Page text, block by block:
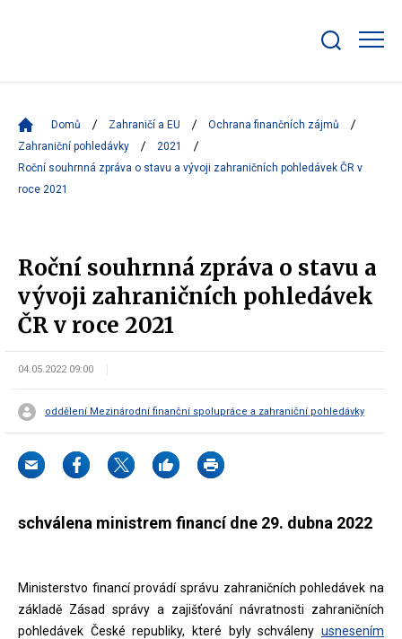
bar
Domů Zahraničí a EU
Ochrana finančních zájmů
Zahraniční pohledávky
2021
Roční souhrnná zpráva o stavu a vývoji zahraničních pohledávek ČR v
roce 2021
Roční souhrnná zpráva o stavu a
vývoji zahraničních pohledávek
ČR v roce 2021
04.05.2022 09:00
oddělení Mezinárodní finanční spolupráce a zahraniční pohledávky
schválena ministrem financí dne 29. dubna 2022
Ministerstvo financí provádí správu zahraničních pohledávek na
základě Zásad správy a zajišťování návratnosti zahraničních
pohledávek České republiky, které byly schváleny usnesením